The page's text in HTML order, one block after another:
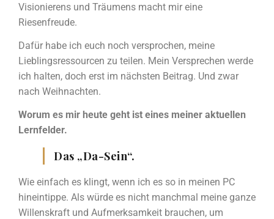
Visionierens und Träumens macht mir eine
Riesenfreude.
Dafür habe ich euch noch versprochen, meine
Lieblingsressourcen zu teilen. Mein Versprechen werde
ich halten, doch erst im nächsten Beitrag. Und zwar
nach Weihnachten.
Worum es mir heute geht ist eines meiner aktuellen
Lernfelder.
Das „Da-Sein“.
Wie einfach es klingt, wenn ich es so in meinen PC
hineintippe. Als würde es nicht manchmal meine ganze
Willenskraft und Aufmerksamkeit brauchen, um